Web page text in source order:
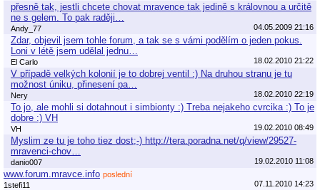
přesně tak, jestli chcete chovat mravence tak jedině s královnou a určitě
ne s gelem. To pak raději…
Andy_77 04.05.2009 21:16
Zdar, objevil jsem tohle forum, a tak se s vámi podělím o jeden pokus.
Loni v létě jsem udělal jednu…
El Carlo 18.02.2010 21:22
V případě velkých kolonií je to dobrej ventil :) Na druhou stranu je tu
možnost úniku, přinesení pa…
Nery 18.02.2010 22:19
To jo, ale mohli si dotahnout i simbionty :) Treba nejakeho cvrcika :) To je
dobre :) VH
VH 19.02.2010 08:49
Myslim ze tu je toho tiez dost;-) http://tera.poradna.net/q/view/29527-
mravenci-chov…
danio007 19.02.2010 11:08
www.forum.mravce.info poslední
1stefi11
07.11.2010 14:23